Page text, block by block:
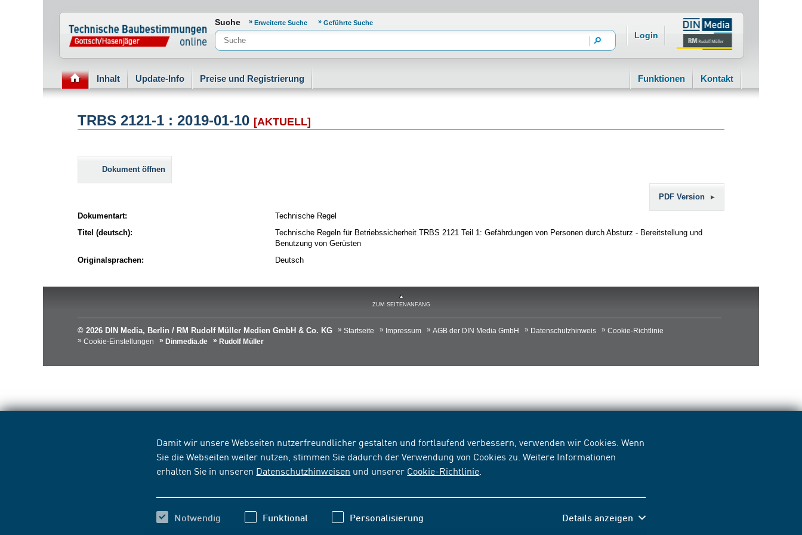
Damit wir unsere Webseiten nutzerfreundlicher gestalten und fortlaufend verbessern, verwenden wir Cookies. Wenn
Sie die Webseiten weiter nutzen, stimmen Sie dadurch der Verwendung von Cookies zu. Weitere Informationen
erhalten Sie in unseren Datenschutzhinweisen und unserer Cookie-Richtlinie
Notwendig Funktional Personalisierung Details anzeigen
Normenportal Barrierefreiheit
Suche Erweiterte Suche Geführte Suche
Login
Inhalt Update-Info Preise und Registrierung Funktionen Kontakt
TRBS 2121-1 : 2019-01-10 [AKTUELL]
Dokument öffnen
PDF Version
Dokumentart:
Technische Regel
Titel (deutsch):
Technische Regeln für Betriebssicherheit TRBS 2121 Teil 1: Gefährdungen von Personen durch Absturz - Bereitstellung und
Benutzung von Gerüsten
Originalsprachen:
Deutsch
ZUM SEITENANFANG
© 2026 DIN Media, Berlin / RM Rudolf Müller Medien GmbH & Co. KG Startseite Impressum AGB der DIN Media GmbH Datenschutzhinweis
Cookie-Richtlinie
Cookie-Einstellungen
Dinmedia.de Rudolf Müller